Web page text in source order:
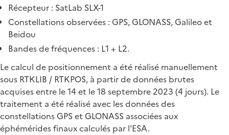
Récepteur : SatLab SLX-1
Constellations observées : GPS, GLONASS, Galileo et
Beidou
Bandes de fréquences : L1 + L2.
Le calcul de positionnement a été réalisé manuellement
sous RTKLIB / RTKPOS, à partir de données brutes
acquises entre le 14 et le 18 septembre 2023 (4 jours). Le
traitement a été réalisé avec les données des
constellations GPS et GLONASS associées aux
éphémérides finaux calculés par l'ESA.